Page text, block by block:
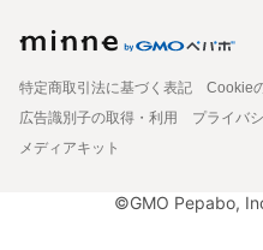
特定商取引法に基づく表記
Cookie
広告識別子の取得・利用
プライバ
メディアキット
©GMO Pepabo,